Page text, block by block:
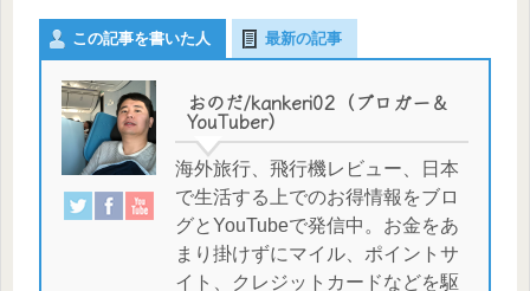
この記事を書いた人 最新の記事
おのだ/kankeri02（ブロガー＆
YouTuber）
海外旅行、飛行機レビュー、日本
で生活する上でのお得情報をブロ
グとYouTubeで発信中。お金をあ
まり掛けずにマイル、ポイントサ
イト、クレジットカードなどを駆